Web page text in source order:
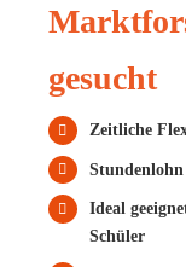
gesucht
Zeitliche
Ideal
Schüler